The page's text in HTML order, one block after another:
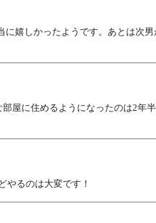
嬉しかったようです。あとは次
に住めるようになったのは2年
やるのは大変です！